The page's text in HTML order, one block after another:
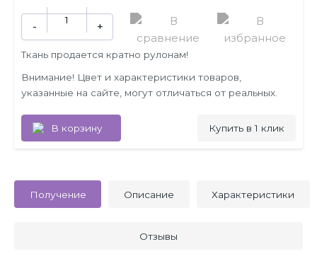
Ткань продается кратно рулонам!
Внимание! Цвет и характеристики товаров,
указанные на сайте, могут отличаться от реальных.
В корзину Купить в 1 клик
Получение Описание Характеристики
Отзывы